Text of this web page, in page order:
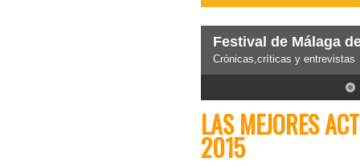
Festival de Málaga
Crónicas,críticas y entrevistas
LAS MEJORES
2015